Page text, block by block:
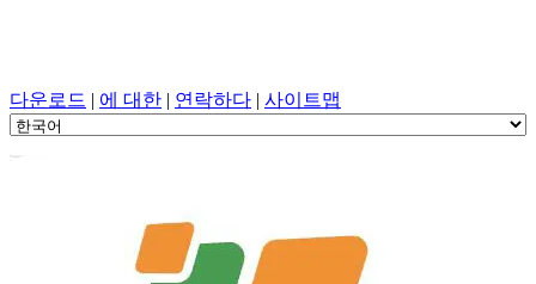
다운로드 | 에 대한 | 연락하다 | 사이트맵